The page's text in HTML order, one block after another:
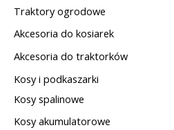
Traktory ogrodowe
Akcesoria do kosiarek
Akcesoria do traktorków
Kosy i podkaszarki
Kosy spalinowe
Kosy akumulatorowe